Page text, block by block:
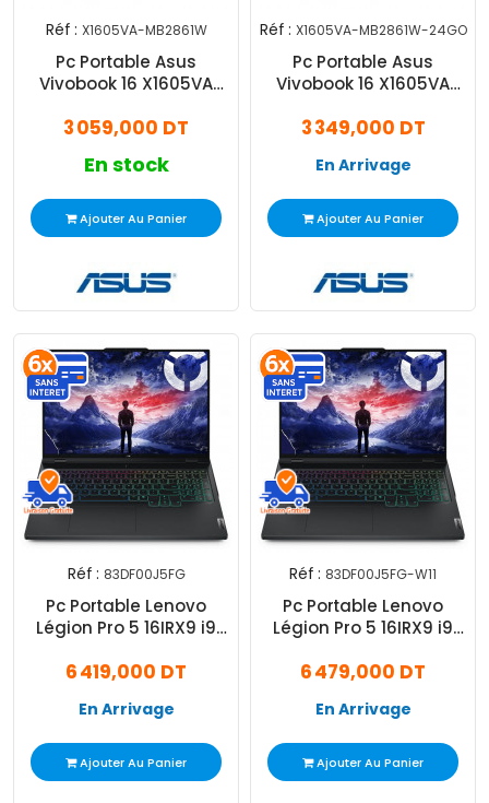
Réf : X1605VA-MB2861W
Pc Portable Asus
Vivobook 16 X1605VA
SSD Windows 11
3 059,000 DT
En stock
Ajouter Au Panier
Réf : X1605VA-MB2861W-24GO
Pc Portable Asus
Vivobook 16 X1605VA
SSD Windows 11
3 349,000 DT
En Arrivage
Ajouter Au Panier
Réf : 83DF00J5FG
Pc Portable Lenovo
Légion Pro 5 16IRX9 i9
Windows 11
6 419,000 DT
En Arrivage
Ajouter Au Panier
Réf : 83DF00J5FG-W11
Pc Portable Lenovo
Légion Pro 5 16IRX9 i9
Windows 11 Pro
6 479,000 DT
En Arrivage
Ajouter Au Panier